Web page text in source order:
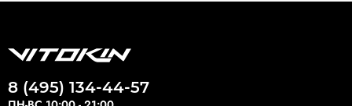
8 (495) 134-44-57